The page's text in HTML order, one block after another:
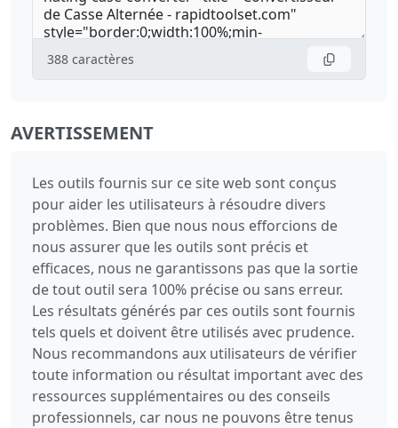
388 caractères
AVERTISSEMENT
Les outils fournis sur ce site web sont conçus
pour aider les utilisateurs à résoudre divers
problèmes. Bien que nous nous efforcions de
nous assurer que les outils sont précis et
efficaces, nous ne garantissons pas que la sortie
de tout outil sera 100% précise ou sans erreur.
Les résultats générés par ces outils sont fournis
tels quels et doivent être utilisés avec prudence.
Nous recommandons aux utilisateurs de vérifier
toute information ou résultat important avec des
ressources supplémentaires ou des conseils
professionnels, car nous ne pouvons être tenus